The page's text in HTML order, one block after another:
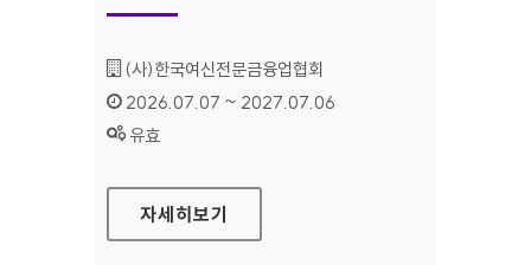
기관명 :
(사)한국여신전문금융업협회
인증기간 :
2026.07.07 ~ 2027.07.06
상태 :
유효
여신금융협회 소비자지원센터
자세히보기